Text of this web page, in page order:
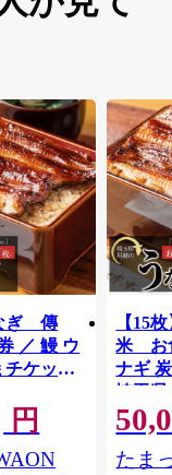
ぎ 傳
／ 鰻 ウ
チケット
円
【15
米 お
ナギ
埼玉県
たま